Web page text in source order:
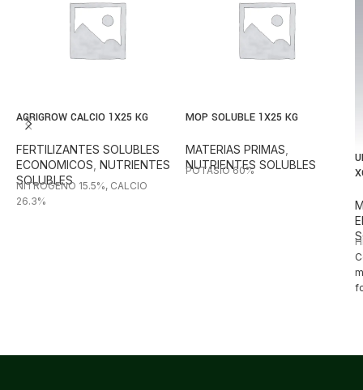
AGRIGROW CALCIO 1X25 KG
FERTILIZANTES SOLUBLES
ECONOMICOS NUTRIENTES
SOLUBLES
NITROGENO 15.5%, CALCIO
26.3%
MOP SOLUBLE 1X25 KG
MATERIAS PRIMAS
NUTRIENTES SOLUBLES
POTASIO 60%